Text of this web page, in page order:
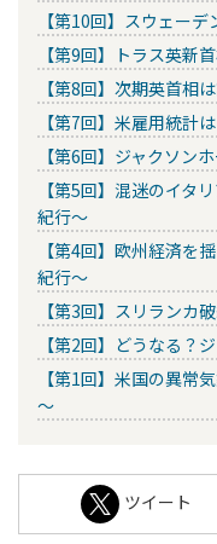
【第10回】スウェー
【第9回】トラス英
【第8回】次期英首
【第7回】米雇用統
【第6回】ジャクソン
【第5回】混迷のイ
紀行～
【第4回】欧州経済
紀行～
【第3回】スリラン
【第2回】どうなる
【第1回】米国の異
～
ツイート